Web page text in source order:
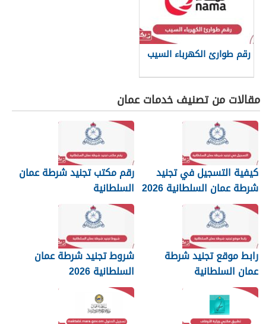
رقم طوارئ الكهرباء السيب
مقالات من تصنيف خدمات عمان
كيفية التسجيل في تجنيد
شرطة عمان السلطانية 2026
رقم مكتب تجنيد شرطة عمان
السلطانية
رابط موقع تجنيد شرطة
عمان السلطانية
شروط تجنيد شرطة عمان
السلطانية 2026